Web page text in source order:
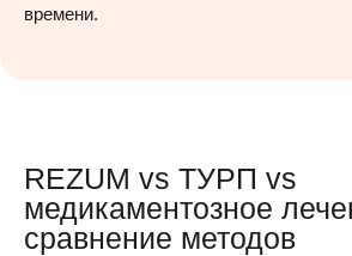
времени.
REZUM vs ТУРП vs
медикаментозное
сравнение методов